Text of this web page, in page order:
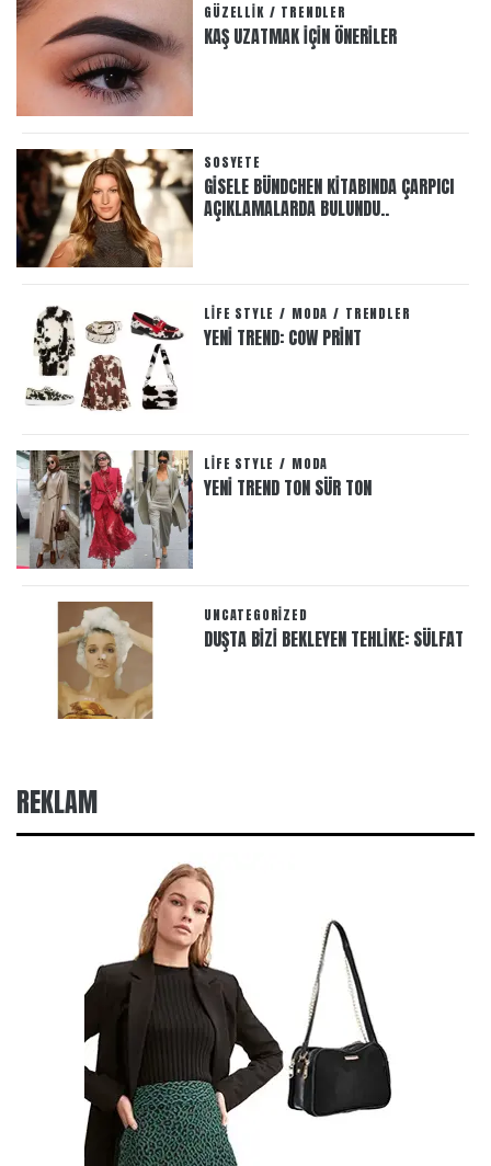
GÜZELLIK / TRENDLER
KAŞ UZATMAK IÇIN ÖNERILER
SOSYETE
GISELE BÜNDCHEN KITABINDA ÇARPICI
AÇIKLAMALARDA BULUNDU..
LIFE STYLE / MODA / TRENDLER
YENI TREND: COW PRINT
LIFE STYLE / MODA
YENI TREND TON SÜR TON
UNCATEGORIZED
DUŞTA BIZI BEKLEYEN TEHLIKE: SÜLFAT
REKLAM